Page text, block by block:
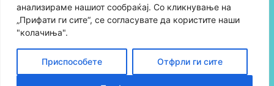
анализираме нашиот сообраќај. Со кликнување на
„Прифати ги сите“, се согласувате да користите наши
"колачиња".
Приспособете Отфрли ги сите
Правила за учество во програмата за
лојалност и политика за собирање поени
Контактирајте нè